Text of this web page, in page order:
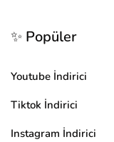
✨ Popüler
Youtube İndirici
Tiktok İndirici
Instagram İndirici